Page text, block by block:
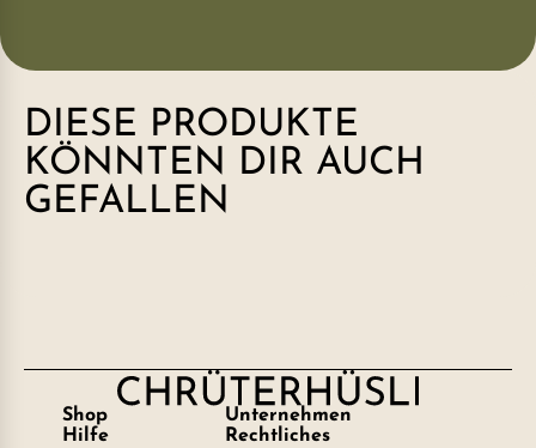
DIESE PRODUKTE
KÖNNTEN DIR AUCH
GEFALLEN
Shop
Unternehmen
Hilfe
Rechtliches